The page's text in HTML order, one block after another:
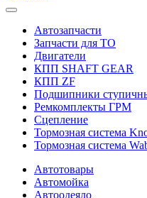
Автозапчасти
Запчасти для ТО
Двигатели
КПП SHAFT GEAR
КПП ZF
Подшипники
Ремкомплекты ГРМ
Сцепление
Тормозная система
Тормозная система
Автотовары
Автомойка
Автоодеяло